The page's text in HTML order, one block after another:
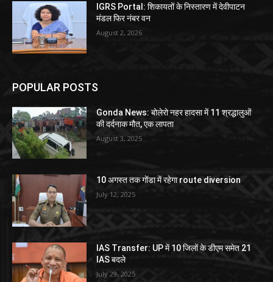
IGRS Portal: शिकायतों के निस्तारण में देवीपाटन
मंडल फिर नंबर वन
August 2, 2026
POPULAR POSTS
Gonda News: बोलेरो नहर हादसा में 11 श्रद्धालुओं
की दर्दनाक मौत, एक लापता
August 3, 2025
10 अगस्त तक गोंडा में रहेगा route diversion
July 12, 2025
IAS Transfer: UP में 10 जिलों के डीएम समेत 21
IAS बदले
July 29, 2025